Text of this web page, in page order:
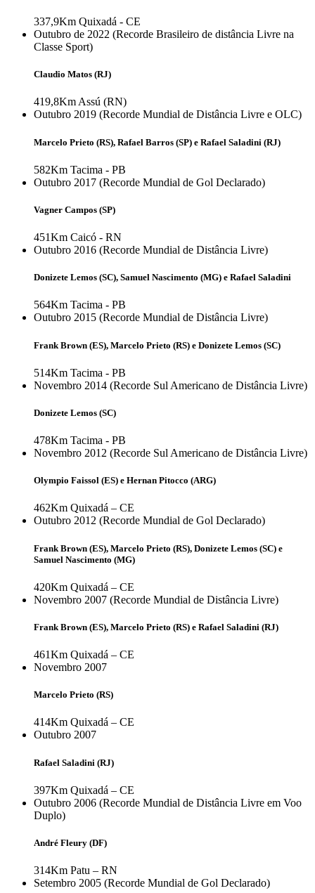
337,9Km Quixadá - CE
Outubro de 2022 (Recorde Brasileiro de distância Livre na
Classe Sport)
Claudio Matos (RJ)
419,8Km Assú (RN)
Outubro 2019 (Recorde Mundial de Distância Livre e OLC)
Marcelo Prieto (RS), Rafael Barros (SP) e Rafael Saladini (RJ)
582Km Tacima - PB
Outubro 2017 (Recorde Mundial de Gol Declarado)
Vagner Campos (SP)
451Km Caicó - RN
Outubro 2016 (Recorde Mundial de Distância Livre)
Donizete Lemos (SC), Samuel Nascimento (MG) e Rafael Saladini
564Km Tacima - PB
Outubro 2015 (Recorde Mundial de Distância Livre)
Frank Brown (ES), Marcelo Prieto (RS) e Donizete Lemos (SC)
514Km Tacima - PB
Novembro 2014 (Recorde Sul Americano de Distância Livre)
Donizete Lemos (SC)
478Km Tacima - PB
Novembro 2012 (Recorde Sul Americano de Distância Livre)
Olympio Faissol (ES) e Hernan Pitocco (ARG)
462Km Quixadá – CE
Outubro 2012 (Recorde Mundial de Gol Declarado)
Frank Brown (ES), Marcelo Prieto (RS), Donizete Lemos (SC) e
Samuel Nascimento (MG)
420Km Quixadá – CE
Novembro 2007 (Recorde Mundial de Distância Livre)
Frank Brown (ES), Marcelo Prieto (RS) e Rafael Saladini (RJ)
461Km Quixadá – CE
Novembro 2007
Marcelo Prieto (RS)
414Km Quixadá – CE
Outubro 2007
Rafael Saladini (RJ)
397Km Quixadá – CE
Outubro 2006 (Recorde Mundial de Distância Livre em Voo
Duplo)
André Fleury (DF)
314Km Patu – RN
Setembro 2005 (Recorde Mundial de Gol Declarado)